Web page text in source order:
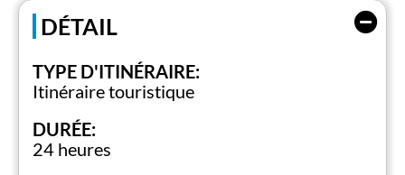
Palais, jardins, musées, statues, peintures et
tapis qui se trouvent sur les rives du Lac
Majeur font partie de l'héritage que la famille
Borromeo partage avec tous ceux qui
souhaitent en savourer le charme.
SITE DES ÎLES BORROMÉES
DÉTAIL
TYPE D'ITINÉRAIRE:
Itinéraire touristique
DURÉE:
24 heures